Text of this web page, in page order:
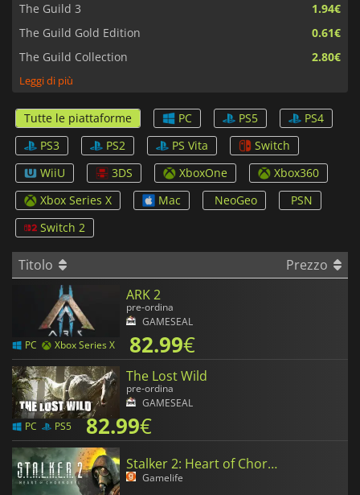
The Guild 3
1.94€
The Guild Gold Edition
0.61€
The Guild Collection
2.80€
Leggi di più
Tutte le piattaforme PC PS5
PS4
PS3
PS2 PS Vita
Switch
WiiU
3DS XboxOne
Xbox360
Xbox Series X
Mac NeoGeo
PSN
Switch 2
Titolo
Prezzo
ARK 2
pre-ordina
GAMESEAL
PC
Xbox Series X 82.99€
The Lost Wild
pre-ordina
GAMESEAL
PC
PS5 82.99€
Stalker 2: Heart of Chornobyl
Gamelife